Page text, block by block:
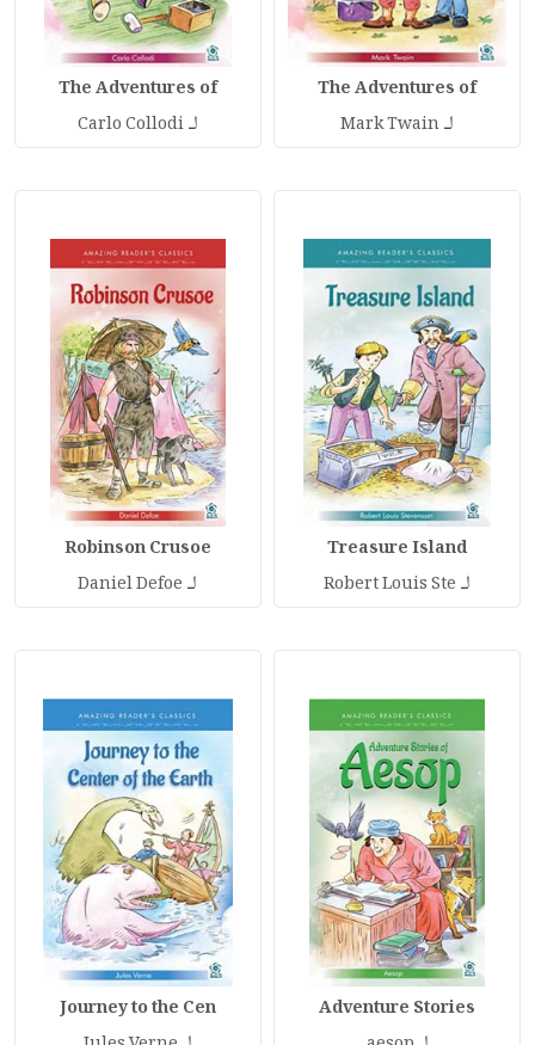
The Adventures of
لـMark Twain
The Adventures of
لـCarlo Collodi
Treasure Island
لـ Robert Louis Ste
Robinson Crusoe
لـ Daniel Defoe
Adventure Stories
Journey to the Cen